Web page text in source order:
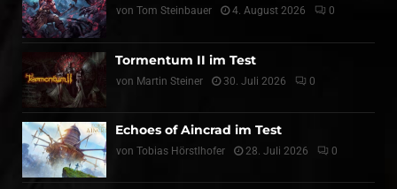
von Tom Steinbauer 4. August 2026 0
Tormentum II im Test
von Martin Steiner 30. Juli 2026 0
Echoes of Aincrad im Test
von Tobias Hörstlhofer 28. Juli 2026 0